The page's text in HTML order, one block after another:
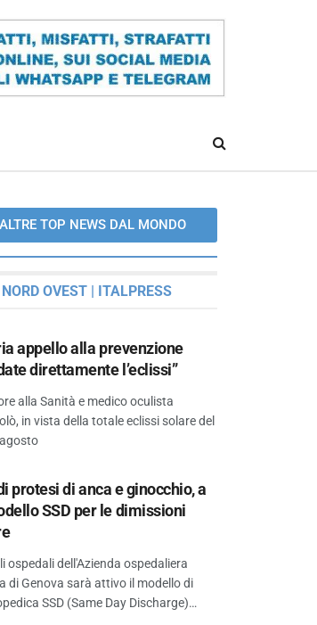
TOP NEWS DAL MONDO
OVEST | ITALPRESS
appello alla prevenzione
direttamente l’eclissi”
alla Sanità e medico oculista
in vista della totale eclissi solare del
protesi di anca e ginocchio, a
SSD per le dimissioni
ospedali dell'Azienda ospedaliera
di Genova sarà attivo il modello di
SSD (Same Day Discharge)…